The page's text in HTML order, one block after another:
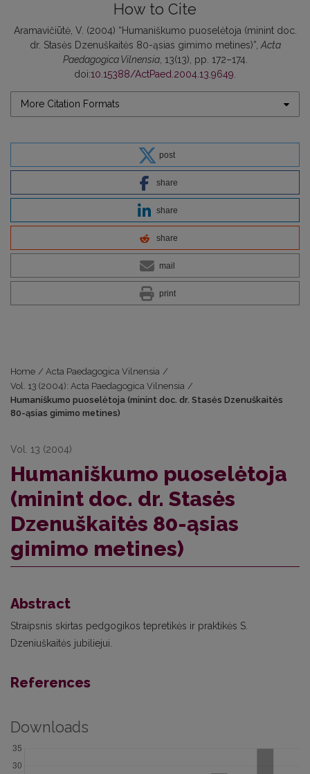
How to Cite
Aramavičiūtė, V. (2004) “Humaniškumo puoselėtoja (minint doc.
dr. Stasės Dzenuškaitės 80-ąsias gimimo metines)”, Acta
Paedagogica Vilnensia, 13(13), pp. 172–174.
doi:10.15388/ActPaed.2004.13.9649
More Citation Formats
post
share
share
share
mail
print
Home / Acta Paedagogica Vilnensia /
Vol. 13 (2004): Acta Paedagogica Vilnensia /
Humaniškumo puoselėtoja (minint doc. dr. Stasės Dzenuškaitės
80-ąsias gimimo metines)
Vol. 13 (2004)
Humaniškumo puoselėtoja
(minint doc. dr. Stasės
Dzenuškaitės 80-ąsias
gimimo metines)
Abstract
Straipsnis skirtas pedgogikos tepretikės ir praktikės S.
Dzeniuškaitės jubiliejui.
References
Downloads